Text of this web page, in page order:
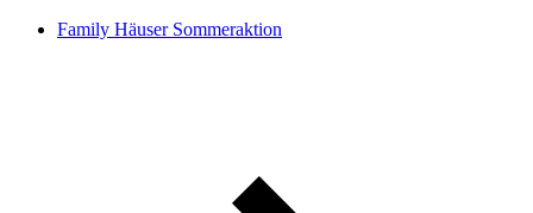
Family Häuser Sommeraktion